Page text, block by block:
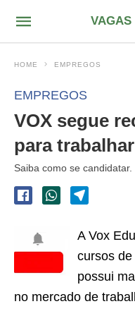
VAGAS
HOME EMPREGOS
EMPREGOS
VOX segue
para
Saiba como se candidatar.
A Vox
cursos
possui
no mercado de